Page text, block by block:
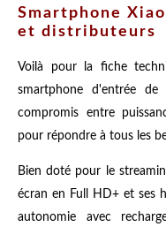
Smartphone
et distributeurs
Voilà pour la fiche
smartphone d'entrée
compromis entre
pour répondre à tous les
Bien doté pour le
écran en Full HD+ et ses
autonomie avec